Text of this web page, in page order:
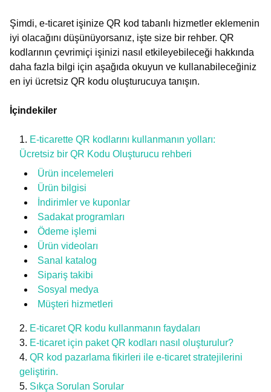
Şimdi, e-ticaret işinize QR kod tabanlı hizmetler eklemenin
iyi olacağını düşünüyorsanız, işte size bir rehber. QR
kodlarının çevrimiçi işinizi nasıl etkileyebileceği hakkında
daha fazla bilgi için aşağıda okuyun ve kullanabileceğiniz
en iyi ücretsiz QR kodu oluşturucuya tanışın.
İçindekiler
E-ticarette QR kodlarını kullanmanın yolları:
Ücretsiz bir QR Kodu Oluşturucu rehberi
Ürün incelemeleri
Ürün bilgisi
İndirimler ve kuponlar
Sadakat programları
Ödeme işlemi
Ürün videoları
Sanal katalog
Sipariş takibi
Sosyal medya
Müşteri hizmetleri
E-ticaret QR kodu kullanmanın faydaları
E-ticaret için paket QR kodları nasıl oluşturulur?
QR kod pazarlama fikirleri ile e-ticaret stratejilerini
geliştirin.
Sıkça Sorulan Sorular